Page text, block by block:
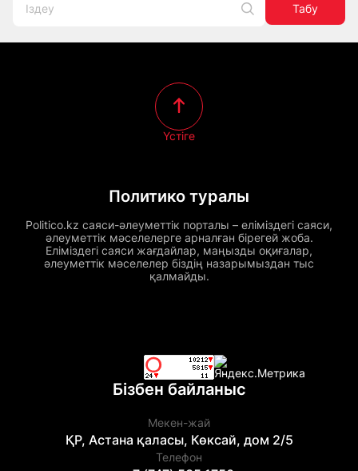
Табу
Политико туралы
Politico.kz саяси-әлеуметтік порталы – еліміздегі саяси,
әлеуметтік мәселелерге арналған бірегей жоба.
Еліміздегі саяси жағдайлар, маңызды оқиғалар,
әлеуметтік мәселелер біздің назарымыздан тыс
қалмайды.
Үстіге
Бізбен байланыс
Мекен-жай
ҚР, Астана қаласы, Көксай, дом 2/5
Телефон